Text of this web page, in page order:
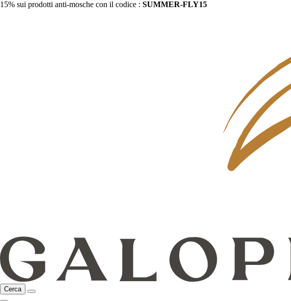
15% sui prodotti anti-mosche con il codice : SUMMER-FLY15
Cerca